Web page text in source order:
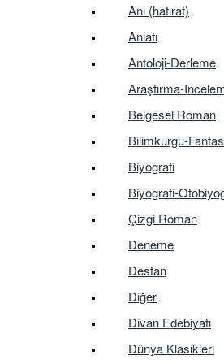
Anı (hatırat)
Anlatı
Antoloji-Derleme
Araştırma-
Belgesel Roman
Bilimkurgu-
Biyografi
Biyografi-
Çizgi Roman
Deneme
Destan
Diğer
Divan Edebiyatı
Dünya Klasikleri